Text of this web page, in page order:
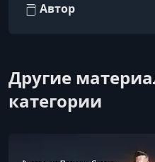
изменение образа
ориентированы на
имеющих
не называют себя
считают, что
Автор
Другие
категории